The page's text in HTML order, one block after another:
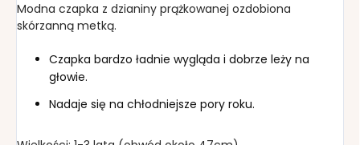
Modna czapka z dzianiny prążkowanej ozdobiona
skórzanną metką.
Czapka bardzo ładnie wygląda i dobrze leży na
głowie.
Nadaje się na chłodniejsze pory roku.